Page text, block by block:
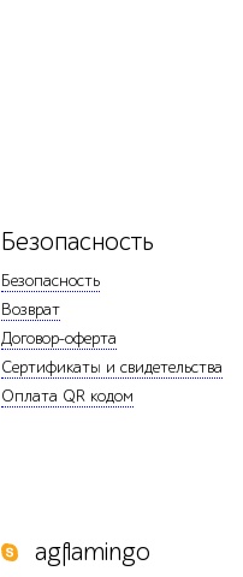
Безопасность
Безопасность
Возврат
Договор-оферта
Сертификаты и свидетельства
Оплата QR кодом
agflamingo